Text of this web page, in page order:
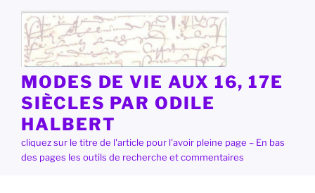
contenu
principal
MODES DE VIE AUX 16, 17E
SIÈCLES PAR ODILE
HALBERT
cliquez sur le titre de l'article pour l'avoir pleine page – En bas
des pages les outils de recherche et commentaires